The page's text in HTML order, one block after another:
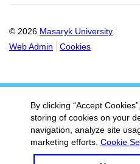
© 2026 Masaryk University
Web Admin
Cookies
By clicking “Accept
storing of cookies on your
navigation, analyze site
marketing efforts. Cookie